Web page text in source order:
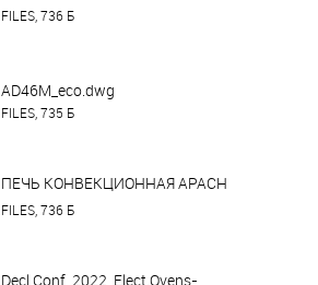
OVEN AD46M ECO.pdf
FILES, 736 Б
AD46M_eco.dwg
FILES, 735 Б
ПЕЧЬ КОНВЕКЦИОННАЯ APACH
AD46M ECO.dwg
FILES, 736 Б
Decl Conf_2022_Elect.Ovens-